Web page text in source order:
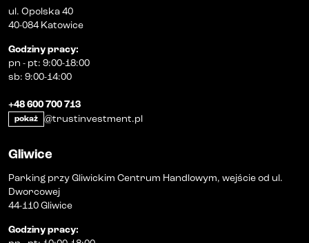
ul. Opolska 40
40-084 Katowice
Godziny pracy:
pn - pt: 9:00-18:00
sb: 9:00-14:00
+48 600 700 713
pokaż @trustinvestment.pl
Gliwice
Parking przy Gliwickim Centrum Handlowym, wejście od ul.
Dworcowej
44-110 Gliwice
Godziny pracy: